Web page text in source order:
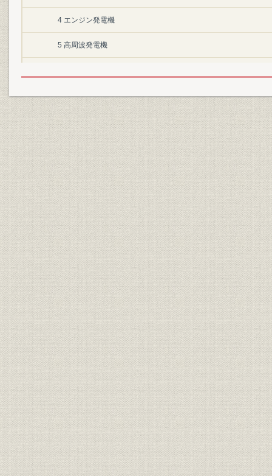
4 エンジン発電機
5 高周波発電機
7 誘導電動機
8 変圧器
9 その他の製品
第3節 昭和時代その1(昭和元年~20年)
1 時代背景
2 当社の状況
3 水車発電機
4 エンジン発電機
5 高周波発電機
6 直流機
7 誘導電動機
8 変圧器
9 配電盤、制御装置
10 回転変流機
11 水銀整流器
12 電気動力計